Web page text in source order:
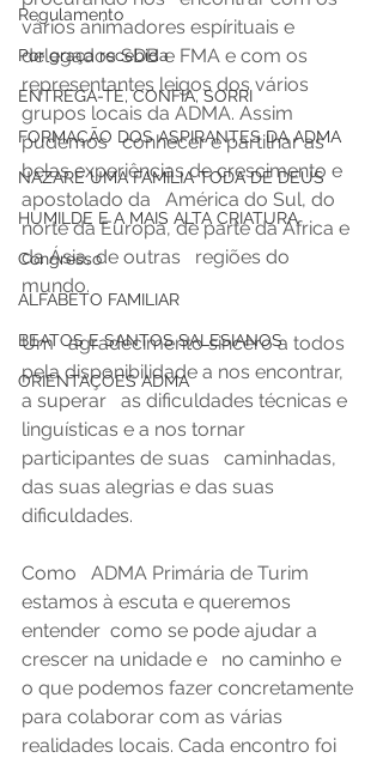
Regulamento
Por graça recebida
ENTREGA-TE, CONFIA, SORRI
FORMAÇÃO DOS ASPIRANTES DA ADMA
NAZARÉ UMA FAMÍLIA TODA DE DEUS
HUMILDE E A MAIS ALTA CRIATURA
Congresso
ALFABETO FAMILIAR
BEATOS E SANTOS SALESIANOS
ORIENTAÇÕES ADMA
vários animadores espírituais e
delegados SDB e FMA e com os
representantes leigos dos vários
grupos locais da ADMA. Assim
pudemos   conhecer e partilhar as
belas experiências de crescimento e
apostolado da   América do Sul, do
norte da Europa, de parte da África e
da Ásia, de outras   regiões do
mundo.
Um   agradecimento sincero a todos
pela disponibilidade a nos encontrar,
a superar   as dificuldades técnicas e
linguísticas e a nos tornar
participantes de suas   caminhadas,
das suas alegrias e das suas
dificuldades.
Como   ADMA Primária de Turim
estamos à escuta e queremos
entender  como se pode ajudar a
crescer na unidade e   no caminho e
o que podemos fazer concretamente
para colaborar com as várias
realidades locais. Cada encontro foi